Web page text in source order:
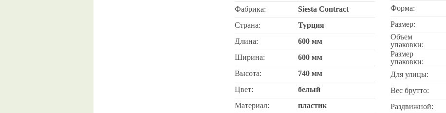
Фабрика:
Siesta Contract
Страна:
Турция
Длина:
600 мм
Ширина:
600 мм
Высота:
740 мм
Цвет:
белый
Материал:
пластик
Форма:
Размер:
Объем
упаковки:
Размер
упаковки:
Для улицы:
Вес брутто:
Раздвижной: